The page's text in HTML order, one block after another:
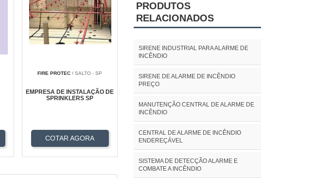
FIRE PROTEC/ SALTO - SP
EMPRESA DE INSTALAÇÃO DE
SPRINKLERS SP
COTAR AGORA
PRODUTOS
RELACIONADOS
SIRENE INDUSTRIAL PARA ALARME DE
INCÊNDIO
SIRENE DE ALARME DE INCÊNDIO
PREÇO
MANUTENÇÃO CENTRAL DE ALARME DE
INCÊNDIO
CENTRAL DE ALARME DE INCÊNDIO
ENDEREÇÁVEL
SISTEMA DE DETECÇÃO ALARME E
COMBATE A INCÊNDIO